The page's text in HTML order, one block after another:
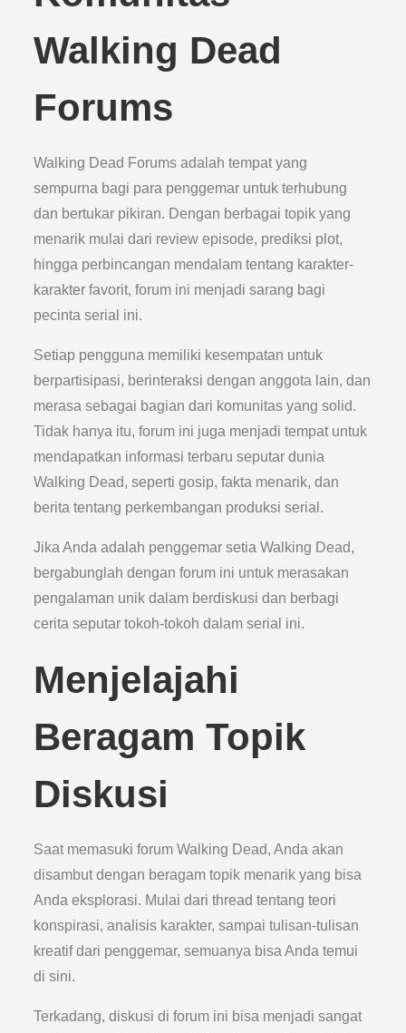
Walking Dead
Forums
Walking Dead Forums adalah tempat yang
sempurna bagi para penggemar untuk terhubung
dan bertukar pikiran. Dengan berbagai topik yang
menarik mulai dari review episode, prediksi plot,
hingga perbincangan mendalam tentang karakter-
karakter favorit, forum ini menjadi sarang bagi
pecinta serial ini.
Setiap pengguna memiliki kesempatan untuk
berpartisipasi, berinteraksi dengan anggota lain, dan
merasa sebagai bagian dari komunitas yang solid.
Tidak hanya itu, forum ini juga menjadi tempat untuk
mendapatkan informasi terbaru seputar dunia
Walking Dead, seperti gosip, fakta menarik, dan
berita tentang perkembangan produksi serial.
Jika Anda adalah penggemar setia Walking Dead,
bergabunglah dengan forum ini untuk merasakan
pengalaman unik dalam berdiskusi dan berbagi
cerita seputar tokoh-tokoh dalam serial ini.
Menjelajahi
Beragam Topik
Diskusi
Saat memasuki forum Walking Dead, Anda akan
disambut dengan beragam topik menarik yang bisa
Anda eksplorasi. Mulai dari thread tentang teori
konspirasi, analisis karakter, sampai tulisan-tulisan
kreatif dari penggemar, semuanya bisa Anda temui
di sini.
Terkadang, diskusi di forum ini bisa menjadi sangat